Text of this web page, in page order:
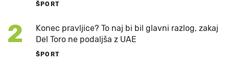
ŠPORT
2
Konec pravljice? To naj bi bil glavni razlog, zakaj
Del Toro ne podaljša z UAE
ŠPORT